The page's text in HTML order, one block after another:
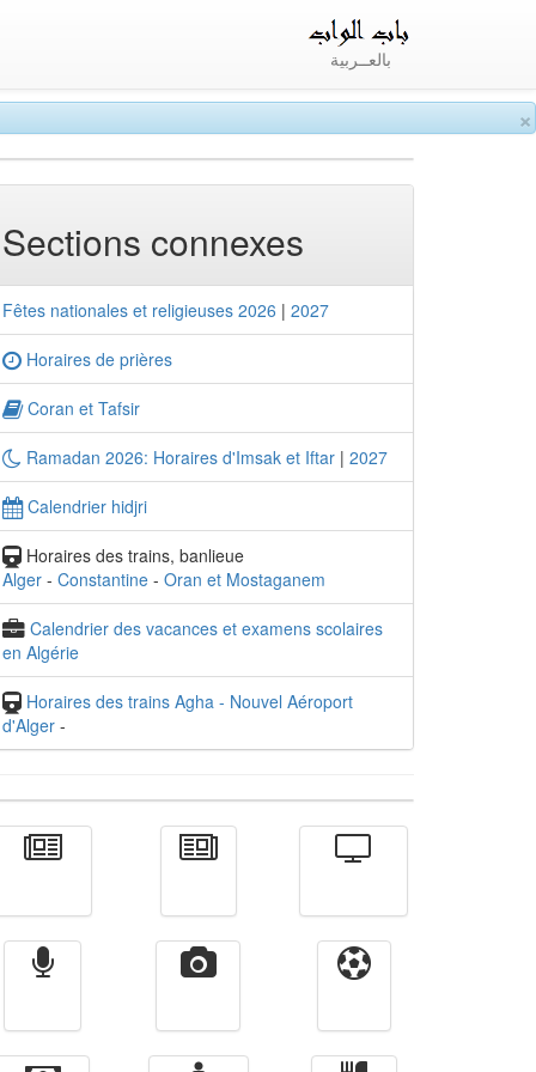
×
بالعــربية
Sections connexes
Fêtes nationales et religieuses 2026 | 2027
Horaires de prières
Coran et Tafsir
Ramadan 2026: Horaires d'Imsak et Iftar | 2027
Calendrier hidjri
Horaires des trains, banlieue
Alger - Constantine - Oran et Mostaganem
Calendrier des vacances et examens scolaires
en Algérie
Horaires des trains Agha - Nouvel Aéroport
d'Alger -